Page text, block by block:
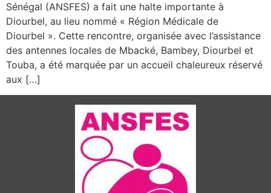
Sénégal (ANSFES) a fait une halte importante à
Diourbel, au lieu nommé « Région Médicale de
Diourbel ». Cette rencontre, organisée avec l’assistance
des antennes locales de Mbacké, Bambey, Diourbel et
Touba, a été marquée par un accueil chaleureux réservé
aux […]